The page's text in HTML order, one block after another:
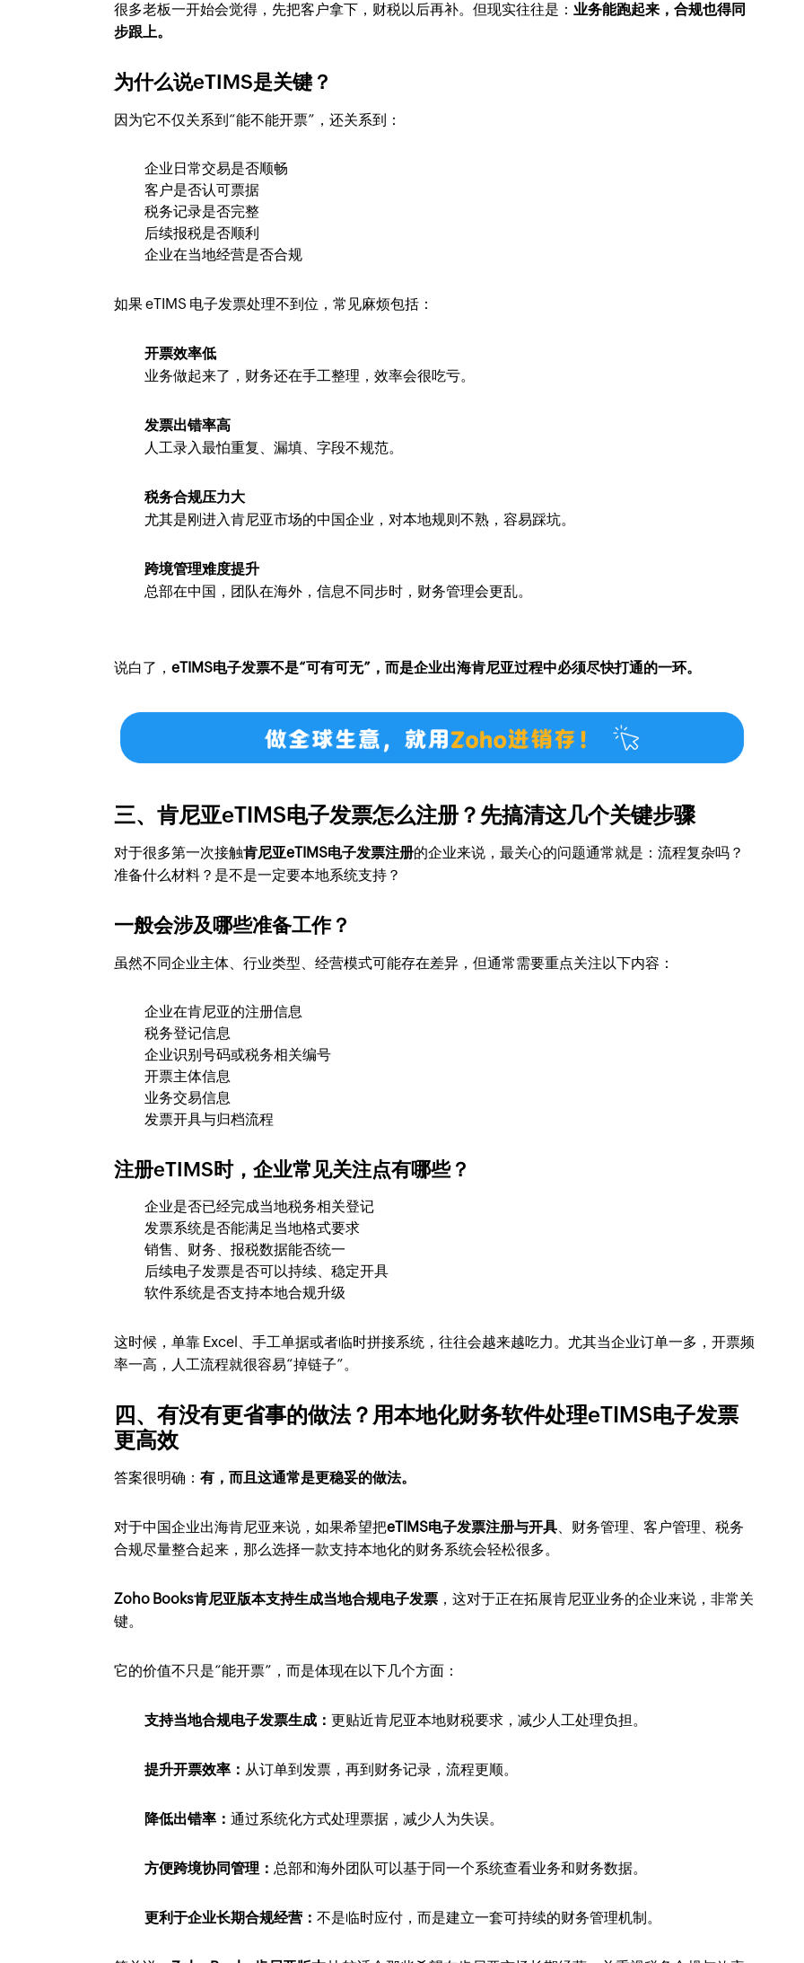
很多老板一开始会觉得，先把客户拿下，财税以后再补。但现实往往是：业务能跑起来，合规也得同
步跟上。
为什么说eTIMS是关键？
因为它不仅关系到“能不能开票”，还关系到：
企业日常交易是否顺畅
客户是否认可票据
税务记录是否完整
后续报税是否顺利
企业在当地经营是否合规
如果 eTIMS 电子发票处理不到位，常见麻烦包括：
开票效率低
业务做起来了，财务还在手工整理，效率会很吃亏。
发票出错率高
人工录入最怕重复、漏填、字段不规范。
税务合规压力大
尤其是刚进入肯尼亚市场的中国企业，对本地规则不熟，容易踩坑。
跨境管理难度提升
总部在中国，团队在海外，信息不同步时，财务管理会更乱。
说白了，eTIMS电子发票不是“可有可无”，而是企业出海肯尼亚过程中必须尽快打通的一环。
三、肯尼亚eTIMS电子发票怎么注册？先搞清这几个关键步骤
对于很多第一次接触肯尼亚eTIMS电子发票注册的企业来说，最关心的问题通常就是：流程复杂吗？
准备什么材料？是不是一定要本地系统支持？
一般会涉及哪些准备工作？
虽然不同企业主体、行业类型、经营模式可能存在差异，但通常需要重点关注以下内容：
企业在肯尼亚的注册信息
税务登记信息
企业识别号码或税务相关编号
开票主体信息
业务交易信息
发票开具与归档流程
注册eTIMS时，企业常见关注点有哪些？
企业是否已经完成当地税务相关登记
发票系统是否能满足当地格式要求
销售、财务、报税数据能否统一
后续电子发票是否可以持续、稳定开具
软件系统是否支持本地合规升级
这时候，单靠 Excel、手工单据或者临时拼接系统，往往会越来越吃力。尤其当企业订单一多，开票频
率一高，人工流程就很容易“掉链子”。
四、有没有更省事的做法？用本地化财务软件处理eTIMS电子发票
更高效
答案很明确：有，而且这通常是更稳妥的做法。
对于中国企业出海肯尼亚来说，如果希望把eTIMS电子发票注册与开具、财务管理、客户管理、税务
合规尽量整合起来，那么选择一款支持本地化的财务系统会轻松很多。
Zoho Books肯尼亚版本支持生成当地合规电子发票 ，这对于正在拓展肯尼亚业务的企业来说，非常关
键。
它的价值不只是“能开票”，而是体现在以下几个方面：
支持当地合规电子发票生成：更贴近肯尼亚本地财税要求，减少人工处理负担。
提升开票效率： 从订单到发票，再到财务记录，流程更顺。
降低出错率：通过系统化方式处理票据，减少人为失误。
方便跨境协同管理：总部和海外团队可以基于同一个系统查看业务和财务数据。
更利于企业长期合规经营：不是临时应付，而是建立一套可持续的财务管理机制。